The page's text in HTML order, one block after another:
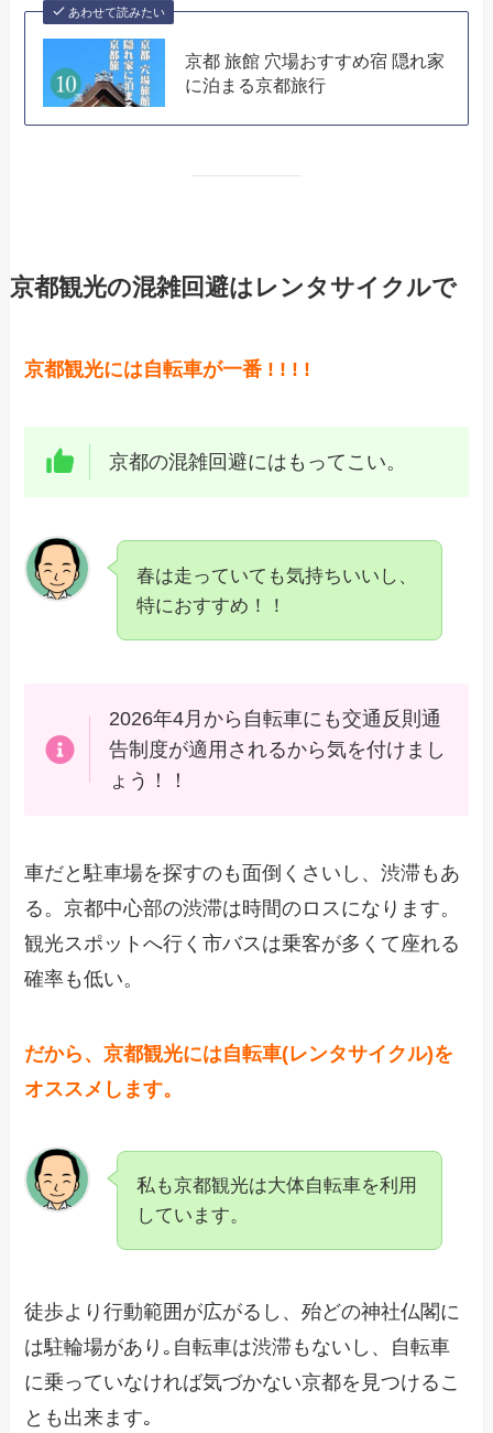
あわせて読みたい
京都 旅館 穴場おすすめ宿 隠れ家
に泊まる京都旅行
京都観光の混雑回避はレンタサイクルで
京都観光には自転車が一番 ! ! ! !
京都の混雑回避にはもってこい。
春は走っていても気持ちいいし、
特におすすめ！！
2026年4月から自転車にも交通反則通
告制度が適用されるから気を付けまし
ょう！！
車だと駐車場を探すのも面倒くさいし、渋滞もあ
る。京都中心部の渋滞は時間のロスになります。
観光スポットへ行く市バスは乗客が多くて座れる
確率も低い。
だから、京都観光には自転車(レンタサイクル)を
オススメします。
私も京都観光は大体自転車を利用
しています。
徒歩より行動範囲が広がるし、殆どの神社仏閣に
は駐輪場があり｡自転車は渋滞もないし、自転車
に乗っていなければ気づかない京都を見つけるこ
とも出来ます｡